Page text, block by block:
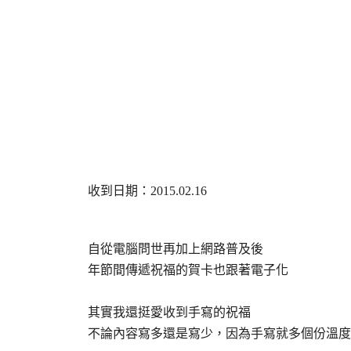
收到日期：2015.02.16
自從電腦問世再加上網路普及後
年節間傳遞祝福的賀卡也跟著電子化
其實我還挺愛收到手寫的祝福
不論內容寫多還是寫少，因為手寫就多個份溫